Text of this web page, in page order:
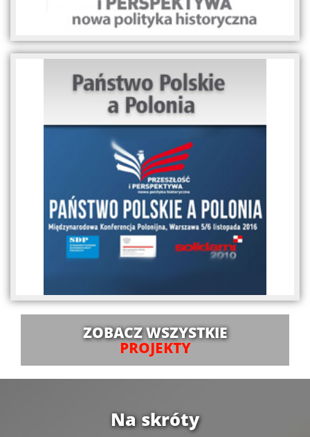
ZOBACZ WSZYSTKIE
PROJEKTY
Na skróty